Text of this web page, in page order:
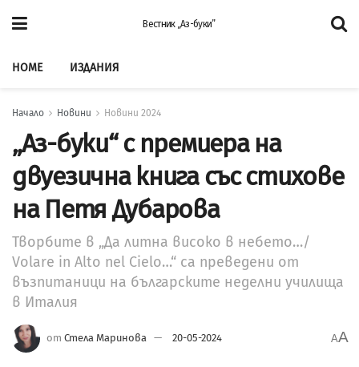
Вестник „Аз-буки”
HOME ИЗДАНИЯ
Начало Новини Новини 2024
„Аз-буки“ с премиера на
двуезична книга със стихове
на Петя Дубарова
Творбите в „Да литна високо в небето…/
Volare in Alto nel Cielo…“ са преведени от
възпитаници на българските неделни училища
в Италия
от Стела Маринова 20-05-2024 AA